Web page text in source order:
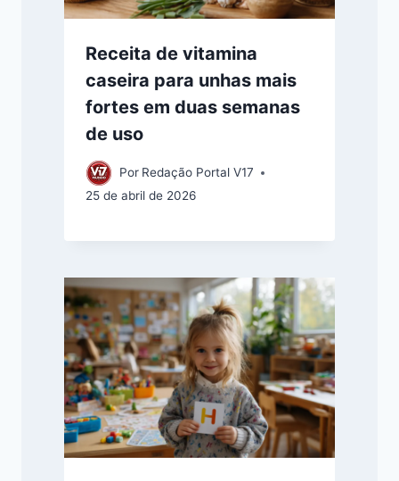
Receita de vitamina
caseira para unhas mais
fortes em duas semanas
de uso
Por Redação Portal V17
25 de abril de 2026